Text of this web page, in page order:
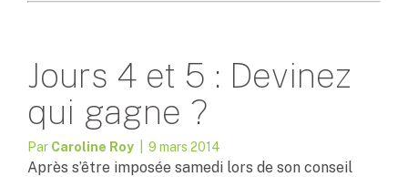
Jours 4 et 5 : Devinez
qui gagne ?
Par Caroline Roy | 9 mars 2014
Après s’être imposée samedi lors de son conseil